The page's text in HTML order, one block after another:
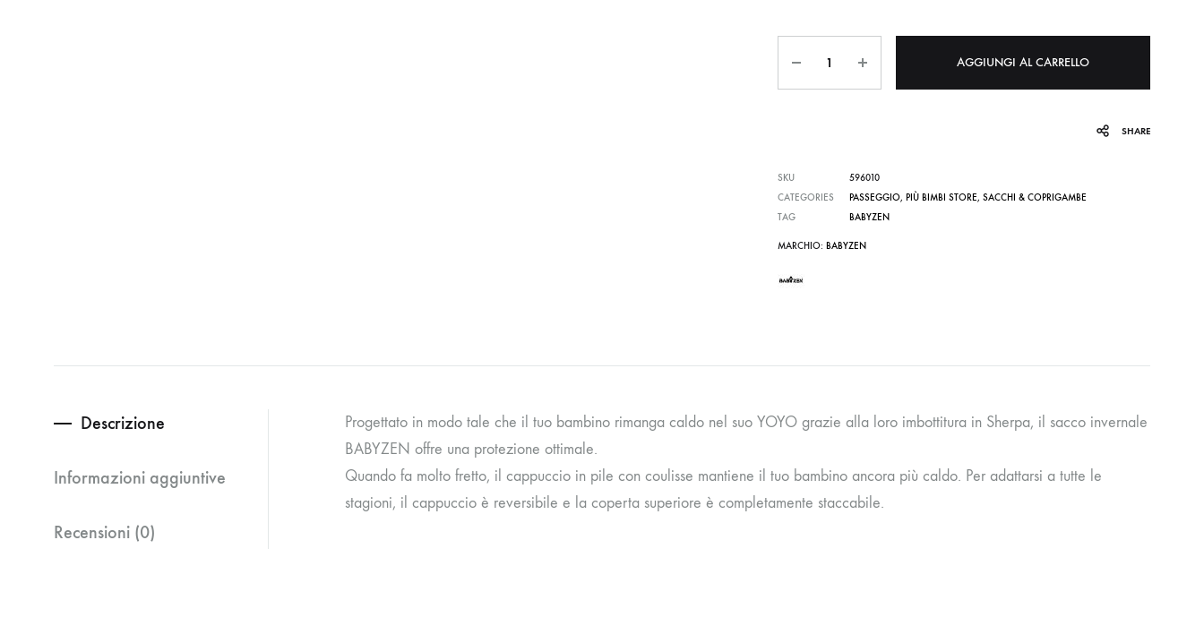
AGGIUNGI AL CARRELLO
SHARE
SKU
596010
CATEGORIES
PASSEGGIO, PIÙ BIMBI STORE, SACCHI & COPRIGAMBE
TAG
BABYZEN
MARCHIO: BABYZEN
Descrizione
Informazioni aggiuntive
Recensioni (0)
Progettato in modo tale che il tuo bambino rimanga caldo nel suo YOYO grazie alla loro imbottitura in Sherpa, il sacco invernale
BABYZEN offre una protezione ottimale.
Quando fa molto fretto, il cappuccio in pile con coulisse mantiene il tuo bambino ancora più caldo. Per adattarsi a tutte le
stagioni, il cappuccio è reversibile e la coperta superiore è completamente staccabile.